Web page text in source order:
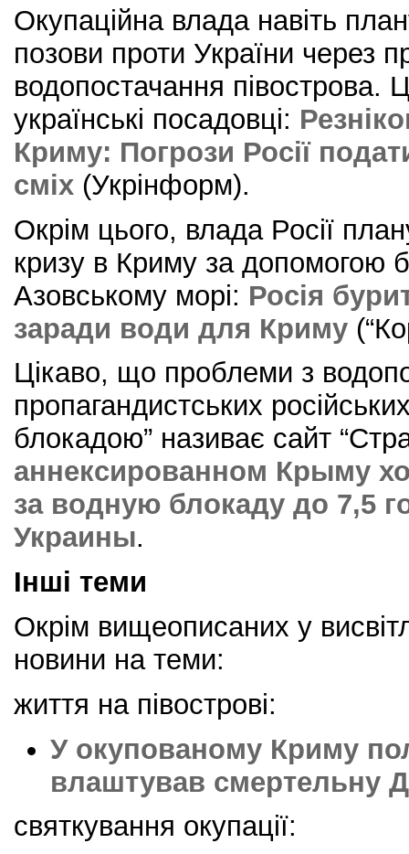
Окупаційна влада навіть
позови проти України через
водопостачання півострова.
українські посадовці:
Криму: Погрози Росії
сміх (Укрінформ).
Окрім цього, влада Росії
кризу в Криму за допомогою
Азовському морі: Росія
заради води для Криму
Цікаво, що проблеми з
пропагандистських
блокадою” називає сайт
аннексированном Крыму
за водную блокаду до 7,5
Украины.
Інші теми
Окрім вищеописаних у
новини на теми:
життя на півострові:
У окупованому Криму
влаштував смертельну
святкування окупації: